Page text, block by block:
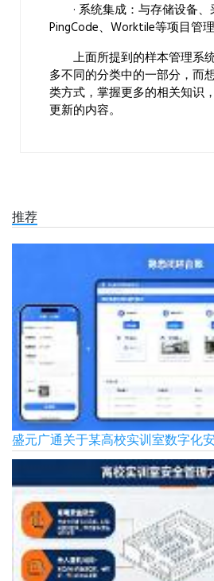
· 系统集成：与存储设备、
PingCode、Worktile等项目管
上面所提到的样本管理系
多不同的分类中的一部分，而
类方式，掌握更多的相关知识
更新的内容。
推荐
盛元广通关于某高校实训室数字化